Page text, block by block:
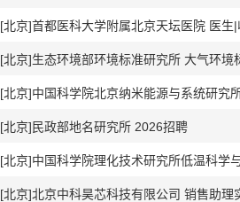
[北京]首都医科大学附属北京天坛医院 医生|
[北京]生态环境部环境标准研究所 大气环
[北京]中国科学院北京纳米能源与系统研究
[北京]民政部地名研究所 2026招聘
[北京]中国科学院理化技术研究所低温科学
[北京]北京中科昊芯科技有限公司 销售助理